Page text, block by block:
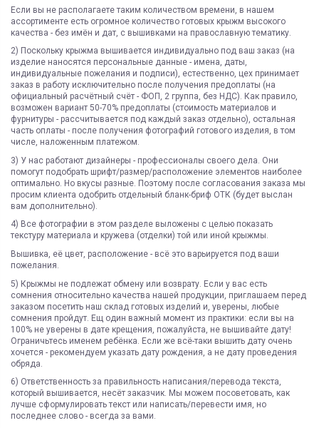
Если вы не располагаете таким количеством времени, в нашем
ассортименте есть огромное количество готовых крыжм высокого
качества - без имён и дат, с вышивками на православную тематику.
2) Поскольку крыжма вышивается индивидуально под ваш заказ (на
изделие наносятся персональные данные - имена, даты,
индивидуальные пожелания и подписи), естественно, цех принимает
заказ в работу исключительно после получения предоплаты (на
официальный расчётный счёт - ФОП, 2 группа, без НДС). Как правило,
возможен вариант 50-70% предоплаты (стоимость материалов и
фурнитуры - рассчитывается под каждый заказ отдельно), остальная
часть оплаты - после получения фотографий готового изделия, в том
числе, наложенным платежом.
3) У нас работают дизайнеры - профессионалы своего дела. Они
помогут подобрать шрифт/размер/расположение элементов наиболее
оптимально. Но вкусы разные. Поэтому после согласования заказа мы
просим клиента одобрить отдельный бланк-бриф ОТК (будет выслан
вам дополнительно).
4) Все фотографии в этом разделе выложены с целью показать
текстуру материала и кружева (отделки) той или иной крыжмы.
Вышивка, её цвет, расположение - всё это варьируется под ваши
пожелания.
5) Крыжмы не подлежат обмену или возврату. Если у вас есть
сомнения относительно качества нашей продукции, приглашаем перед
заказом посетить наш склад готовых изделий и, уверены, любые
сомнения пройдут. Ещ один важный момент из практики: если вы на
100% не уверены в дате крещения, пожалуйста, не вышивайте дату!
Ограничьтесь именем ребёнка. Если же всё-таки вышить дату очень
хочется - рекомендуем указать дату рождения, а не дату проведения
обряда.
6) Ответственность за правильность написания/перевода текста,
который вышивается, несёт заказчик. Мы можем посоветовать, как
лучше сформулировать текст или написать/перевести имя, но
последнее слово - всегда за вами.